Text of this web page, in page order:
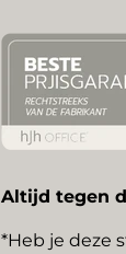
Altijd tegen
*Heb je deze